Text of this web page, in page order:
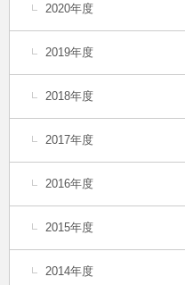
2020年度
2019年度
2018年度
2017年度
2016年度
2015年度
2014年度